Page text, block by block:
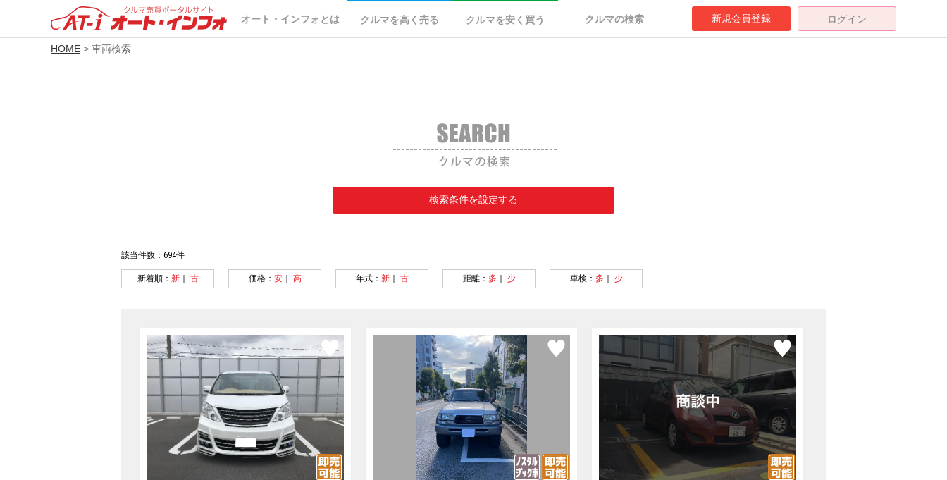
オート・インフォとは クルマを高く売る クルマを安く買う クルマの検索 新規会員登録 ログイン
HOME > 車両検索
検索条件を設定する
該当件数：694件
新着順： 新｜ 古 価格： 安｜ 高 年式： 新｜ 古 距離： 多 少 車検： 多 少